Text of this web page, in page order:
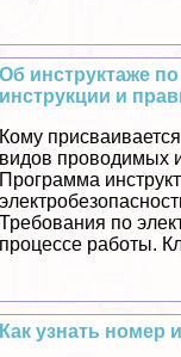
Об инструктаже
инструкции и
Кому
видов проводимых
Программа
Требования по
процессе работы.
Как узнать номер